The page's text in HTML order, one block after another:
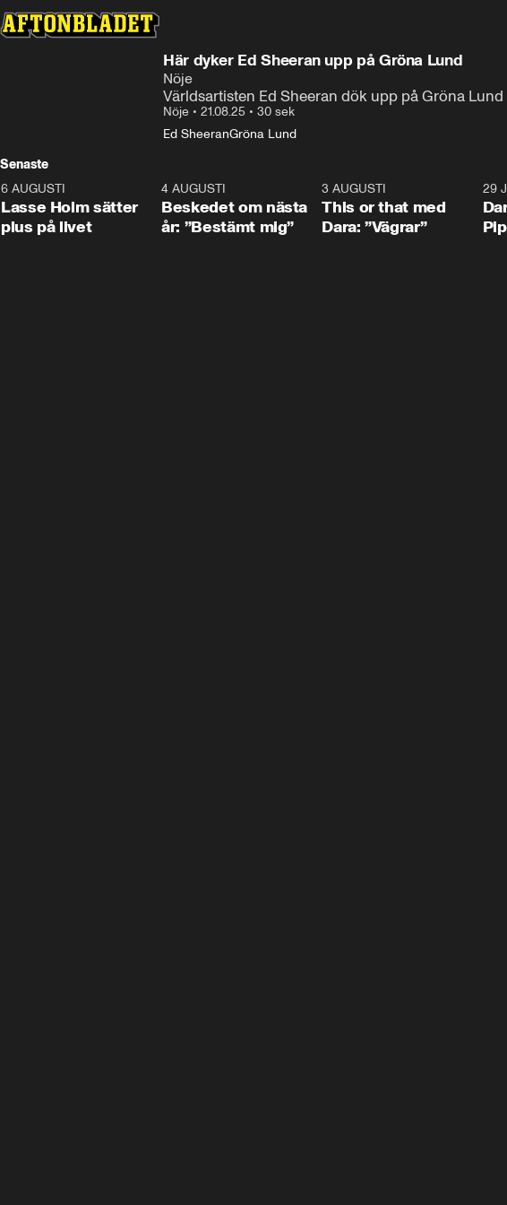
Här dyker Ed Sheeran upp på Gröna Lund
Nöje
Världsartisten Ed Sheeran dök upp på Gröna
Nöje • 21.08.25 • 30 sek
Ed SheeranGröna Lund
Senaste
1:04
6 AUGUSTI
Lasse Holm sätter
plus på livet
0:24
4 AUGUSTI
Beskedet om nästa
år: ”Bestämt mig”
3 AUGUSTI
This or that med
Dara: ”Vägrar”
29